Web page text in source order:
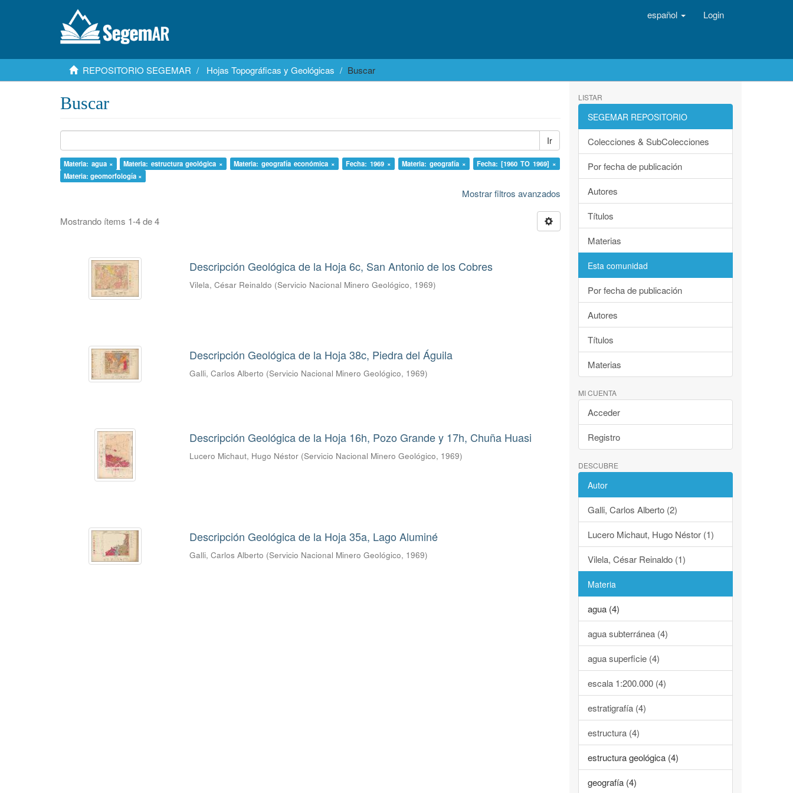
español Login
REPOSITORIO SEGEMAR Hojas Topográficas y Geológicas Buscar
Buscar
Ir
Materia: agua × Materia: estructura geológica × Materia: geografía económica × Fecha: 1969 × Materia: geografía ×
Fecha: [1960 TO 1969] ×
Materia: geomorfología ×
Mostrar filtros avanzados
Mostrando ítems 1-4 de 4
Descripción Geológica de la Hoja 6c, San Antonio de los Cobres
Vilela, César Reinaldo (Servicio Nacional Minero Geológico, 1969)
Descripción Geológica de la Hoja 38c, Piedra del Águila
Galli, Carlos Alberto (Servicio Nacional Minero Geológico, 1969)
Descripción Geológica de la Hoja 16h, Pozo Grande y 17h, Chuña Huasi
Lucero Michaut, Hugo Néstor (Servicio Nacional Minero Geológico, 1969)
Descripción Geológica de la Hoja 35a, Lago Aluminé
Galli, Carlos Alberto (Servicio Nacional Minero Geológico, 1969)
LISTAR
SEGEMAR REPOSITORIO
Colecciones & SubColecciones
Por fecha de publicación
Autores
Títulos
Materias
Esta comunidad
Por fecha de publicación
Autores
Títulos
Materias
MI CUENTA
Acceder
Registro
DESCUBRE
Autor
Galli, Carlos Alberto (2)
Lucero Michaut, Hugo Néstor (1)
Vilela, César Reinaldo (1)
Materia
agua (4)
agua subterránea (4)
agua superficie (4)
escala 1:200.000 (4)
estratigrafía (4)
estructura (4)
estructura geológica (4)
geografía (4)